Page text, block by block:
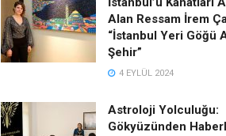
Alan Ressam İrem
“İstanbul Yeri Göğü
Şehir”
4 EYLÜL 2024
Astroloji Yolculuğu:
Gökyüzünden